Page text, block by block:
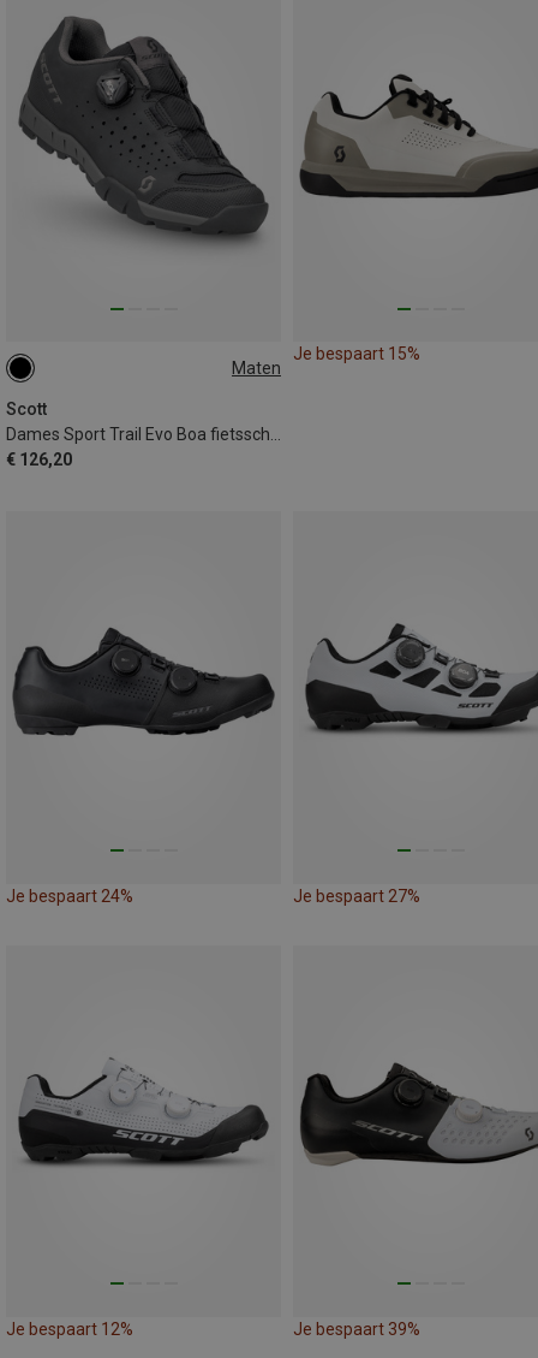
Maten
Scott
Dames Sport Trail Evo Boa fietsschoenen
€ 126,20
37
Je bespaart 15%
Je bespaart 24% Je bespaart 27%
Je bespaart 12% Je bespaart 39%